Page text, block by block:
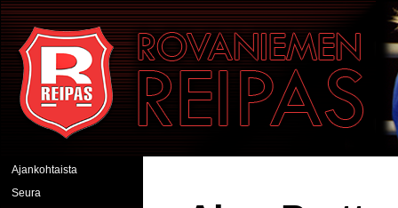
Hyppää pääsisältöön
Rovaniemen Reipas
Ajankohtaista
Seura